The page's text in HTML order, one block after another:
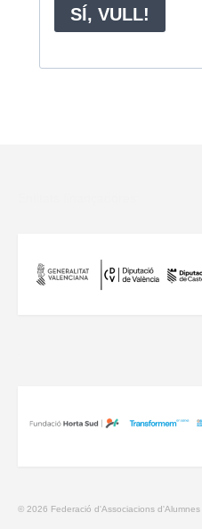
© 2026 Federació d'Associacions d'Alumnes